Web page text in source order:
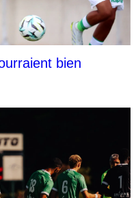
bien